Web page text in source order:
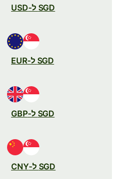
SGD ל-USD
SGD ל-EUR
SGD ל-GBP
SGD ל-CNY